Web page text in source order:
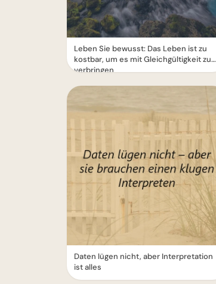
Leben Sie bewusst: Das Leben ist zu
kostbar, um es mit Gleichgültigkeit zu
verbringen
Daten lügen nicht, aber Interpretation
ist alles